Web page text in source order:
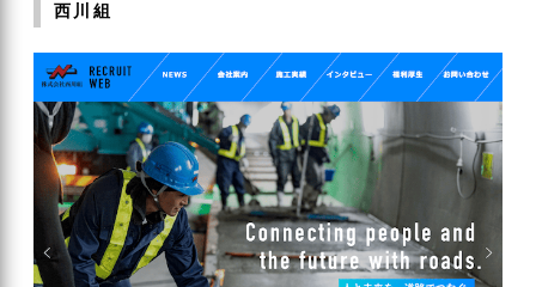
西川組